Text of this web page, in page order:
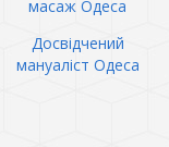
масаж Одеса
Досвідчений
мануаліст Одеса